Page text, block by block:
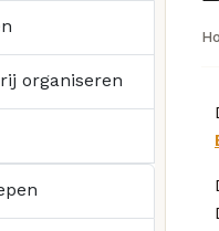
organiseren